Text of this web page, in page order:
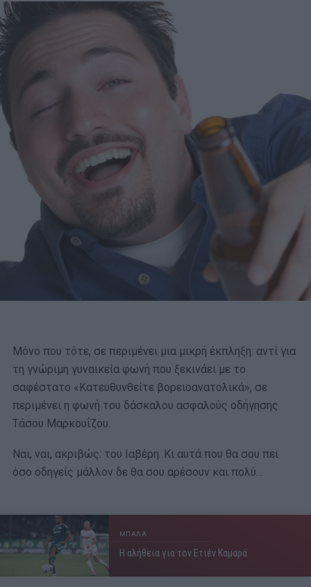
Μόνο που τότε, σε περιμένει μια μικρή έκπληξη: αντί για
τη γνώριμη γυναικεία φωνή που ξεκινάει με το
σαφέστατο «Κατευθυνθείτε βορειοανατολικά», σε
περιμένει η φωνή του δάσκαλου ασφαλούς οδήγησης
Τάσου Μαρκουΐζου.
Ναι, ναι, ακριβώς: του Ιαβέρη. Κι αυτά που θα σου πει
όσο οδηγείς μάλλον δε θα σου αρέσουν και πολύ…
ΜΠΑΛΑ
Η αλήθεια για τον Ετιέν Καμαρά